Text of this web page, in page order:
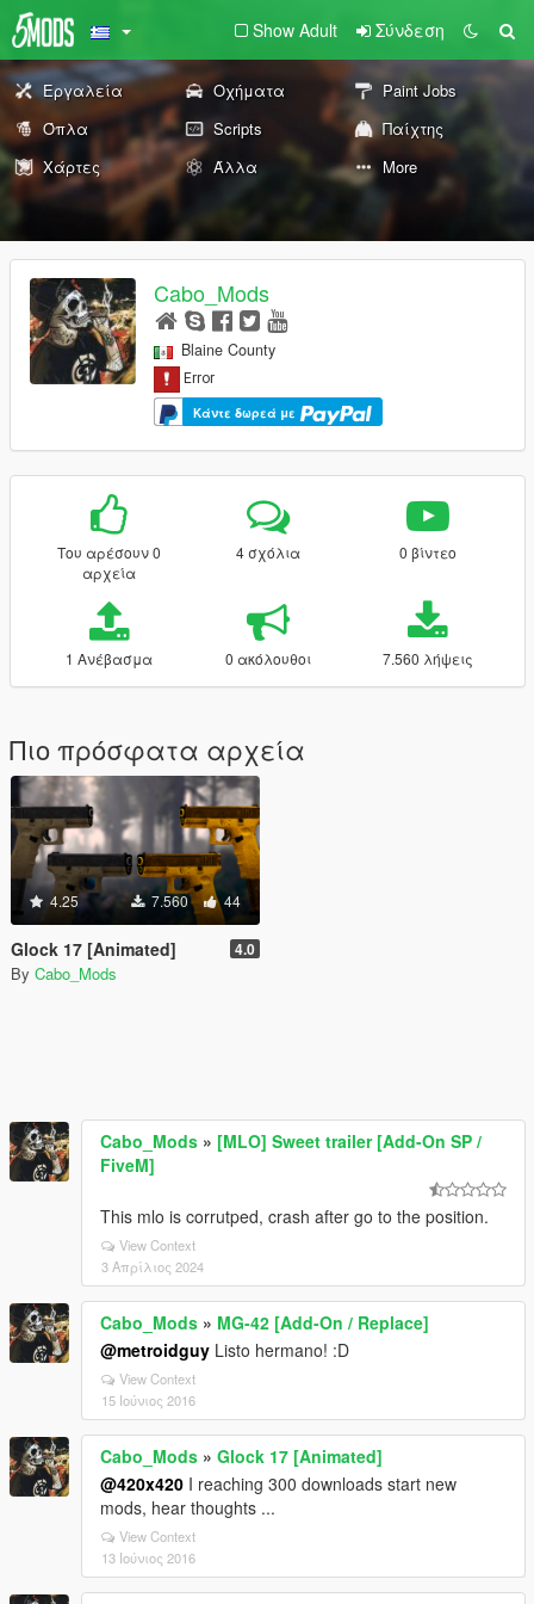
Show Adult Σύνδεση
Εργαλεία Οχήματα
Paint Jobs
Όπλα
Scripts
Παίχτης
Χάρτες
Άλλα More
Cabo_Mods
Blaine County
Κάντε δωρεά με
Του αρέσουν 0
αρχεία
4 σχόλια 0 βίντεο
1 Ανέβασμα 0 ακόλουθοι 7.560 λήψεις
Πιο πρόσφατα αρχεία
4.25 7.560 44
Glock 17 [Animated] 4.0
By Cabo_Mods
Cabo_Mods » [MLO] Sweet trailer [Add-On SP /
FiveM]
This mlo is corrutped, crash after go to the position.
View Context
3 Απρίλιος 2024
Cabo_Mods » MG-42 [Add-On / Replace]
@metroidguy Listo hermano! :D
View Context
15 Ιούνιος 2016
Cabo_Mods » Glock 17 [Animated]
@420x420 I reaching 300 downloads start new
mods, hear thoughts ...
View Context
13 Ιούνιος 2016